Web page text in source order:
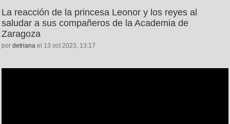
La reacción de la princesa Leonor y los reyes al
saludar a sus compañeros de la Academia de
Zaragoza
por detriana el 13 oct 2023, 13:17